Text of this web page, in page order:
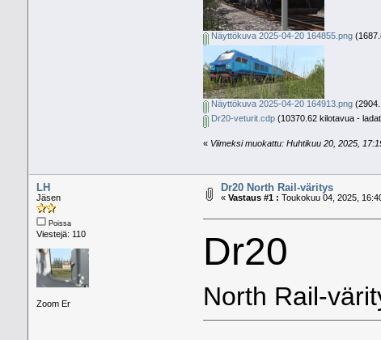
Näyttökuva 2025-04-20 164855.png
Näyttökuva 2025-04-20 164913.png
Dr20-veturit.cdp (10370.62 kilotavua -
« Viimeksi muokattu: Huhtikuu 20, 2025,
LH
Jäsen
Poissa
Viestejä: 110
Zoom Er
Dr20 North Rail-väritys
« Vastaus #1 : Toukokuu 04, 2025,
Dr20
North Rail-